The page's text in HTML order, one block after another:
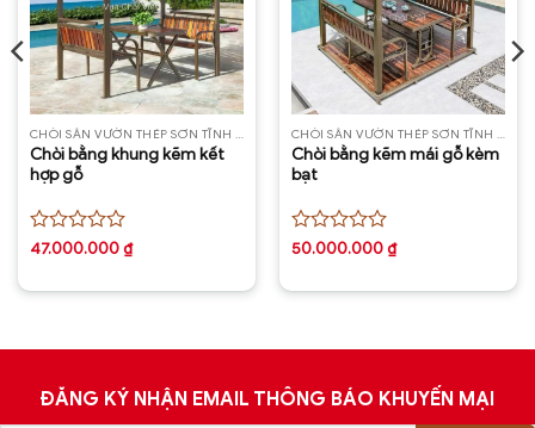
Chòi bằng khung kẽm kết
hợp gỗ
Được
47.000.000₫
Chòi bằng kẽm mái gỗ kèm
bạt
Được
50.000.000₫
ĐĂNG KÝ NHẬN EMAIL THÔNG BÁO KHUYẾN MẠI